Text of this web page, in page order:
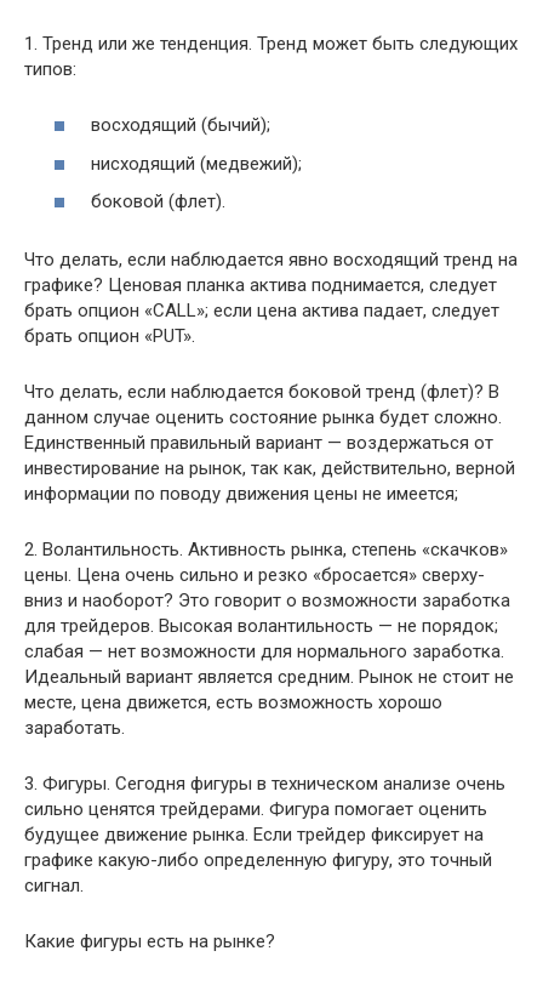
1. Тренд или же тенденция. Тренд может быть следующих
типов:
восходящий (бычий);
нисходящий (медвежий);
боковой (флет).
Что делать, если наблюдается явно восходящий тренд на
графике? Ценовая планка актива поднимается, следует
брать опцион «CALL»; если цена актива падает, следует
брать опцион «PUT».
Что делать, если наблюдается боковой тренд (флет)? В
данном случае оценить состояние рынка будет сложно.
Единственный правильный вариант — воздержаться от
инвестирование на рынок, так как, действительно, верной
информации по поводу движения цены не имеется;
2. Волантильность. Активность рынка, степень «скачков»
цены. Цена очень сильно и резко «бросается» сверху-
вниз и наоборот? Это говорит о возможности заработка
для трейдеров. Высокая волантильность — не порядок;
слабая — нет возможности для нормального заработка.
Идеальный вариант является средним. Рынок не стоит не
месте, цена движется, есть возможность хорошо
заработать.
3. Фигуры. Сегодня фигуры в техническом анализе очень
сильно ценятся трейдерами. Фигура помогает оценить
будущее движение рынка. Если трейдер фиксирует на
графике какую-либо определенную фигуру, это точный
сигнал.
Какие фигуры есть на рынке?